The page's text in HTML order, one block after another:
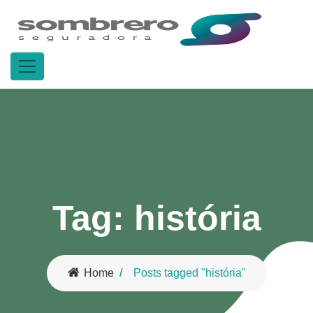
Tag: história
Home Posts tagged "história"